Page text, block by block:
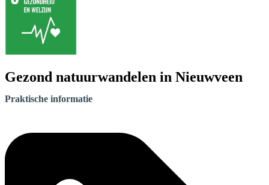
Gezond natuurwandelen in Nieuwveen
Praktische informatie